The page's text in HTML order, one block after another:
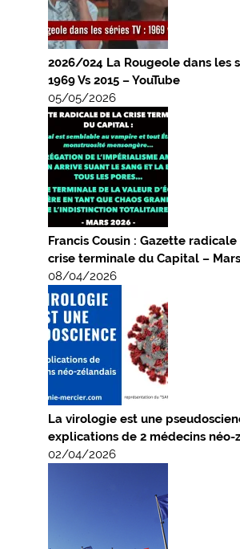
2026/024 La Rougeole dans les
1969 Vs 2015 – YouTube
05/05/2026
Francis Cousin : Gazette
crise terminale du Capital –
08/04/2026
La virologie est une
explications de 2 médecins néo-
02/04/2026